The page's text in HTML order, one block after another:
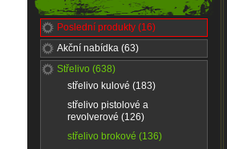
Poslední produkty (16)
Akční nabídka (63)
Střelivo (638)
střelivo kulové (183)
střelivo pistolové a
revolverové (126)
střelivo brokové (136)